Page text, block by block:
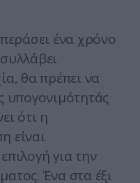
ένα χρόνο
θα πρέπει να
υπογονιμότητάς
ότι η
είναι
για την
Ένα στα έξι